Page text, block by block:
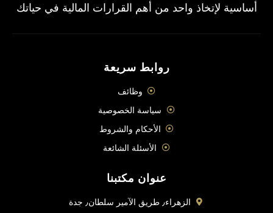
أساسية لإتخاذ واحد من أهم القرارات المالية في حياتك
روابط سريعة
وظائف
سياسة الخصوصية
الأحكام والشروط
الأسئلة الشائعة
عنوان مكتبنا
الزهراء٫ طريق الآمير سلطان٫ جدة